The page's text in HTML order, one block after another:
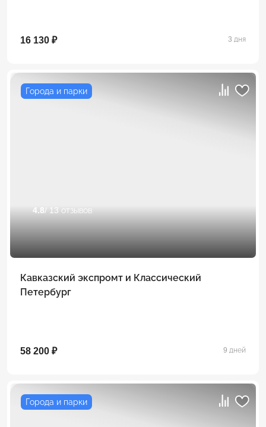
16 130 ₽ 3 дня
Города и парки
4.8/ 13 отзывов
Кавказский экспромт и Классический
Петербург
58 200 ₽ 9 дней
Города и парки